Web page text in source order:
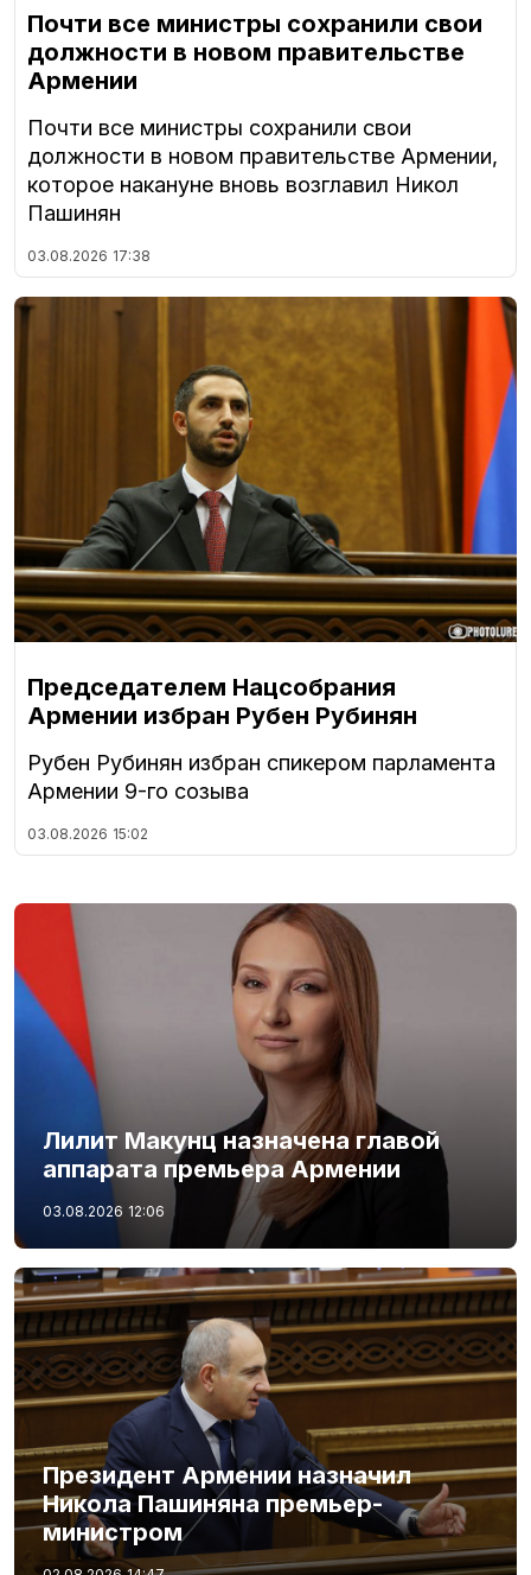
Почти все министры сохранили свои
должности в новом правительстве
Армении
Почти все министры сохранили свои
должности в новом правительстве Армении,
которое накануне вновь возглавил Никол
Пашинян
03.08.2026 17:38
Председателем Нацсобрания
Армении избран Рубен Рубинян
Рубен Рубинян избран спикером парламента
Армении 9-го созыва
03.08.2026 15:02
Лилит Макунц назначена главой
аппарата премьера Армении
03.08.2026 12:06
Президент Армении назначил
Никола Пашиняна премьер-
министром